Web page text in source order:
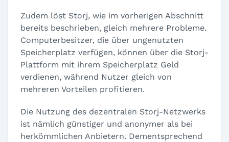
Zudem löst Storj, wie im vorherigen Abschnitt
bereits beschrieben, gleich mehrere Probleme.
Computerbesitzer, die über ungenutzten
Speicherplatz verfügen, können über die Storj-
Plattform mit ihrem Speicherplatz Geld
verdienen, während Nutzer gleich von
mehreren Vorteilen profitieren.
Die Nutzung des dezentralen Storj-Netzwerks
ist nämlich günstiger und anonymer als bei
herkömmlichen Anbietern. Dementsprechend